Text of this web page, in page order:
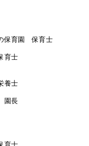
保育園 保育士
育士
養士
園長